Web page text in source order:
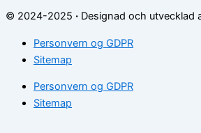
© 2024-2025 · Designad och utvecklad
Personvern og GDPR
Sitemap
Personvern og GDPR
Sitemap